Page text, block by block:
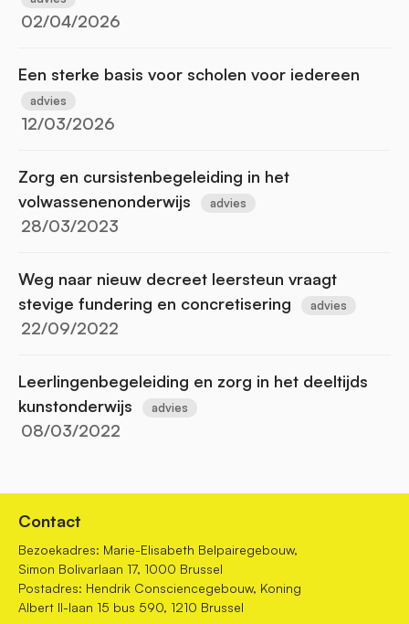
02/04/2026
Een sterke basis voor scholen voor iedereen
advies
12/03/2026
Zorg en cursistenbegeleiding in het
volwassenenonderwijs
advies
28/03/2023
Weg naar nieuw decreet leersteun vraagt
stevige fundering en concretisering
advies
22/09/2022
Leerlingenbegeleiding en zorg in het deeltijds
kunstonderwijs
advies
08/03/2022
Contact
Bezoekadres: Marie-Elisabeth Belpairegebouw,
Simon Bolivarlaan 17, 1000 Brussel
Postadres: Hendrik Consciencegebouw, Koning
Albert II-laan 15 bus 590, 1210 Brussel